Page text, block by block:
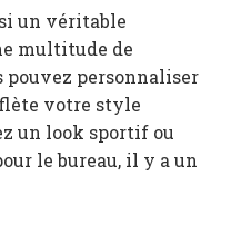
un véritable
multitude de
pouvez personnaliser
votre style
un look sportif ou
le bureau, il y a un